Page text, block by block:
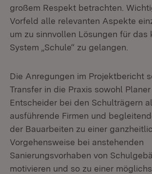
großem Respekt betrachten.
Vorfeld alle relevanten Aspekte
um zu sinnvollen Lösungen für das
System „Schule“ zu gelangen.
Die Anregungen im Projektbericht
Transfer in die Praxis sowohl
Entscheider bei den Schulträgern
ausführende Firmen und
der Bauarbeiten zu einer
Vorgehensweise bei anstehenden
Sanierungsvorhaben von
motivieren und so zu einer